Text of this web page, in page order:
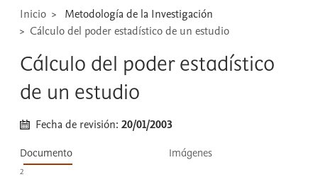
Inicio
Metodología de la Investigación
Cálculo del poder estadístico de un estudio
Cálculo del poder estadístico
de un estudio
Fecha de revisión:20/01/2003
Documento Imágenes
2